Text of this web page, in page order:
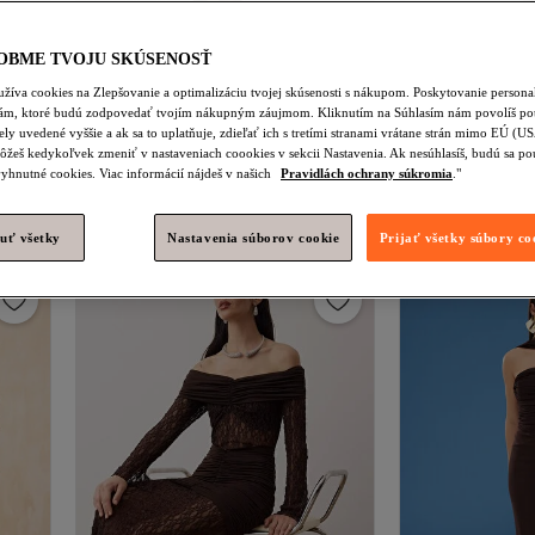
s
Trendyol Collection
Hnedé detailné
doplnky Pletené dlhé elegantné večerné
šaty a šaty na promócie
4.7 (493)
Trendyol
maxi večerné šaty
výstrihom
4.3
48,26€
TVOJU SKÚSENOSŤ
cookies na Zlepšovanie a optimalizáciu tvojej skúsenosti s nákupom. Poskytovanie
ktoré budú zodpovedať tvojím nákupným záujmom. Kliknutím na Súhlasím nám povolíš
uvedené vyššie a ak sa to uplatňuje, zdieľať ich s tretími stranami vrátane strán mimo EÚ
kedykoľvek zmeniť v nastaveniach coookies v sekcii Nastavenia. Ak nesúhlasíš, budú sa
cookies. Viac informácií nájdeš v našich
Pravidlách ochrany súkromia ."
všetky Nastavenia súborov cookie Prijať všetky súbory